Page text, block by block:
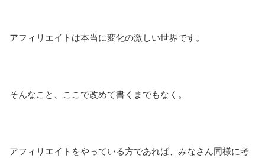
アフィリエイトは本当に変化の激しい世界です。
そんなこと、ここで改めて書くまでもなく。
アフィリエイトをやっている方であれば、みなさん同様に考